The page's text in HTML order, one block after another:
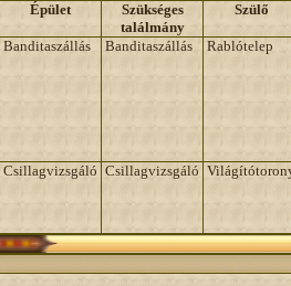
Épület
Szükséges
találmány
Szülő
Banditaszállás Banditaszállás Rablótelep
Csillagvizsgáló Csillagvizsgáló